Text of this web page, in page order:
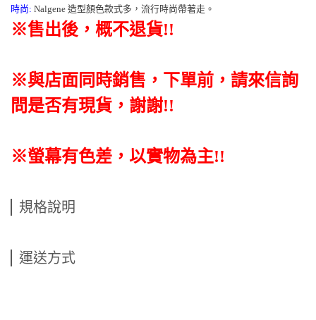
時尚: Nalgene 造型顏色款式多，流行時尚帶著走。
※售出後，概不退貨!!
※與店面同時銷售 ， 下單前 ， 請來信詢
問是否有現貨，謝謝!!
※螢幕有色差，以實物為主!!
規格說明
運送方式